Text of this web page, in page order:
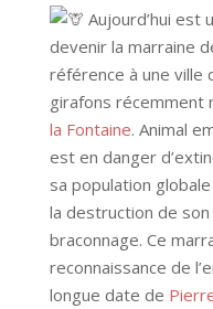
Aujourd’hui est
devenir la marraine
référence à une ville
girafons récemment
la Fontaine. Animal
est en danger
sa population
la destruction de
braconnage. Ce
reconnaissance de
longue date de